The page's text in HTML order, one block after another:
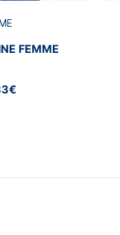
FEMME